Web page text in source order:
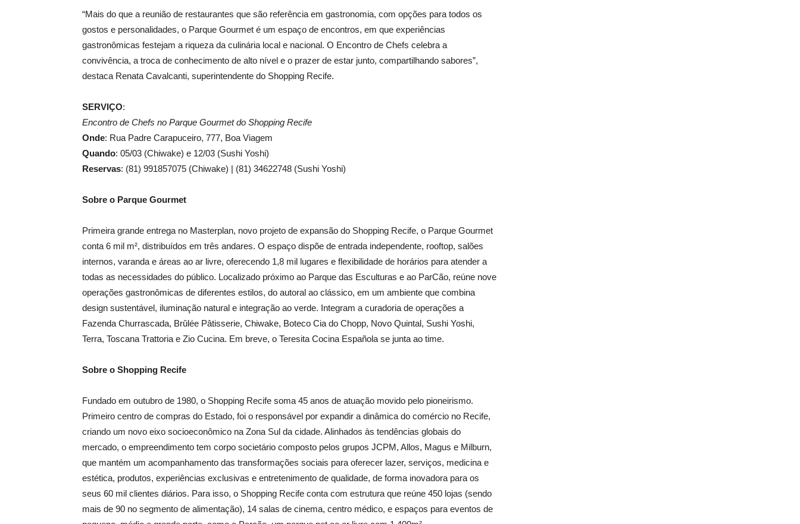
“Mais do que a reunião de restaurantes que são referência em gastronomia, com opções para todos os
gostos e personalidades, o Parque Gourmet é um espaço de encontros, em que experiências
gastronômicas festejam a riqueza da culinária local e nacional. O Encontro de Chefs celebra a
convivência, a troca de conhecimento de alto nível e o prazer de estar junto, compartilhando sabores”,
destaca Renata Cavalcanti, superintendente do Shopping Recife.
SERVIÇO:
Encontro de Chefs no Parque Gourmet do Shopping Recife
Onde: Rua Padre Carapuceiro, 777, Boa Viagem
Quando: 05/03 (Chiwake) e 12/03 (Sushi Yoshi)
Reservas: (81) 991857075 (Chiwake) | (81) 34622748 (Sushi Yoshi)
Sobre o Parque Gourmet
Primeira grande entrega no Masterplan, novo projeto de expansão do Shopping Recife, o Parque Gourmet
conta 6 mil m², distribuídos em três andares. O espaço dispõe de entrada independente, rooftop, salões
internos, varanda e áreas ao ar livre, oferecendo 1,8 mil lugares e flexibilidade de horários para atender a
todas as necessidades do público. Localizado próximo ao Parque das Esculturas e ao ParCão, reúne nove
operações gastronômicas de diferentes estilos, do autoral ao clássico, em um ambiente que combina
design sustentável, iluminação natural e integração ao verde. Integram a curadoria de operações a
Fazenda Churrascada, Brûlée Pâtisserie, Chiwake, Boteco Cia do Chopp, Novo Quintal, Sushi Yoshi,
Terra, Toscana Trattoria e Zio Cucina. Em breve, o Teresita Cocina Española se junta ao time.
Sobre o Shopping Recife
Fundado em outubro de 1980, o Shopping Recife soma 45 anos de atuação movido pelo pioneirismo.
Primeiro centro de compras do Estado, foi o responsável por expandir a dinâmica do comércio no Recife,
criando um novo eixo socioeconômico na Zona Sul da cidade. Alinhados às tendências globais do
mercado, o empreendimento tem corpo societário composto pelos grupos JCPM, Allos, Magus e Milburn,
que mantém um acompanhamento das transformações sociais para oferecer lazer, serviços, medicina e
estética, produtos, experiências exclusivas e entretenimento de qualidade, de forma inovadora para os
seus 60 mil clientes diários. Para isso, o Shopping Recife conta com estrutura que reúne 450 lojas (sendo
mais de 90 no segmento de alimentação), 14 salas de cinema, centro médico, e espaços para eventos de